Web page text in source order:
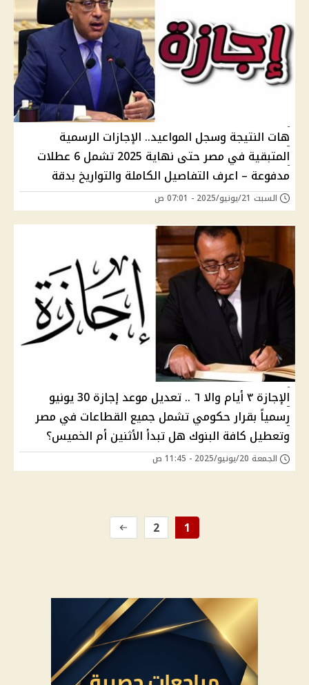
هات النتيجة وسجل المواعيد.. الإجازات الرسمية
المتبقية في مصر حتى نهاية 2025 تشمل 6 عطلات
مدفوعة – اعرف التفاصيل الكاملة والتواريخ بدقة
السبت 21/يونيو/2025 - 07:01 ص
الإجازة ٣ أيام واﻻ ٦ .. تعديل موعد إجازة 30 يونيو
رسمياً بقرار حكومي تشمل جميع القطاعات في مصر
وتعطيل كافة البنوك هل تبدأ الأثنين أم الخميس؟
الجمعة 20/يونيو/2025 - 11:45 ص
1
2